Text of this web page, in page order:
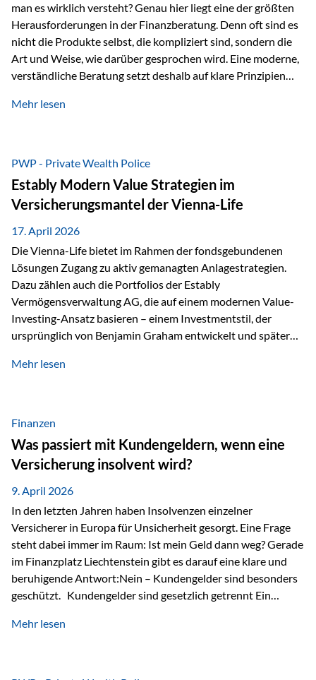
man es wirklich versteht? Genau hier liegt eine der größten
Herausforderungen in der Finanzberatung. Denn oft sind es
nicht die Produkte selbst, die kompliziert sind, sondern die
Art und Weise, wie darüber gesprochen wird. Eine moderne,
verständliche Beratung setzt deshalb auf klare Prinzipien
fünf zentrale Faktoren: eine saubere Struktur, breite
diesem Thema liefern unter anderem die praxisnahen
Ansätze von Finanzexperte Klaus Rost, der seit vielen Jahren
für eine verständliche und…
Mehr lesen
PWP - Private Wealth Police
Estably Modern Value Strategien im
Versicherungsmantel der Vienna-Life
17. April 2026
Die Vienna-Life bietet im Rahmen der fondsgebundenen
Lösungen Zugang zu aktiv gemanagten Anlagestrategien.
Dazu zählen auch die Portfolios der Estably
Vermögensverwaltung AG, die auf einem modernen Value-
Investing-Ansatz basieren – einem Investmentstil, der
ursprünglich von Benjamin Graham entwickelt und später
Modernes Value Investing als Grundlage Der
Fokus stehen Unternehmen, deren Börsenkurs unter ihrem
inneren Wert liegt. Neben klassischen
Bewertungskennzahlen werden auch qualitative Faktoren
wie Geschäftsmodell, Wettbewerbsvorteile und
Managementqualität…
Mehr lesen
Finanzen
Was passiert mit Kundengeldern, wenn eine
Versicherung insolvent wird?
9. April 2026
In den letzten Jahren haben Insolvenzen einzelner
Versicherer in Europa für Unsicherheit gesorgt. Eine Frage
steht dabei immer im Raum: Ist mein Geld dann weg? Gerade
im Finanzplatz Liechtenstein gibt es darauf eine klare und
beruhigende Antwort:Nein – Kundengelder sind besonders
geschützt. Kundengelder sind gesetzlich getrennt Ein
sogenannte Sondermasse. Das bedeutet:Die
Mehr lesen